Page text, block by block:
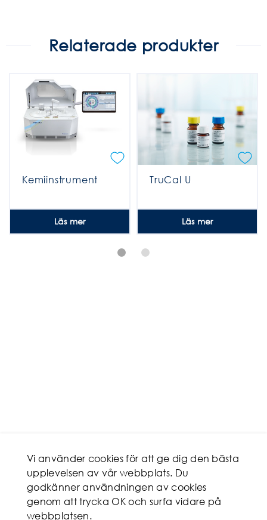
Relaterade produkter
Kemiinstrument
Läs mer
TruCal U
Läs mer
Vi använder cookies för att ge dig den bästa
upplevelsen av vår webbplats. Du
godkänner användningen av cookies
genom att trycka OK och surfa vidare på
webbplatsen.